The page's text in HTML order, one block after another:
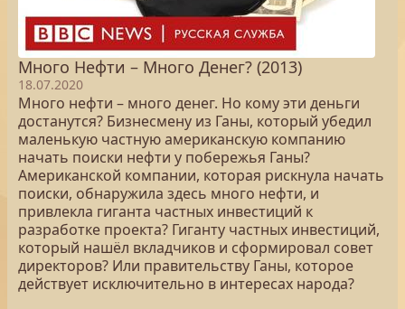
Много Нефти – Много Денег? (2013)
18.07.2020
Много нефти – много денег. Но кому эти деньги
достанутся? Бизнесмену из Ганы, который убедил
маленькую частную американскую компанию
начать поиски нефти у побережья Ганы?
Американской компании, которая рискнула начать
поиски, обнаружила здесь много нефти, и
привлекла гиганта частных инвестиций к
разработке проекта? Гиганту частных инвестиций,
который нашёл вкладчиков и сформировал совет
директоров? Или правительству Ганы, которое
действует исключительно в интересах народа?